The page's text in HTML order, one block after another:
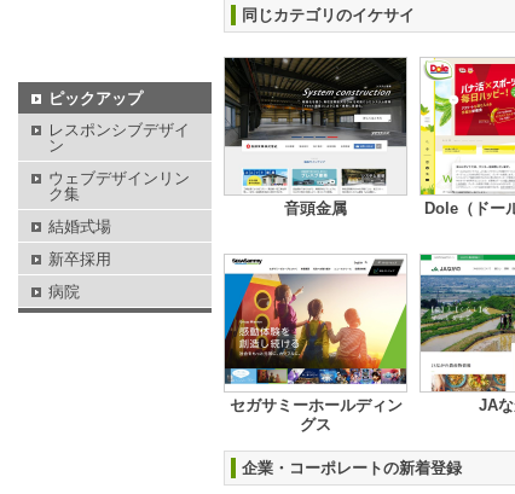
同じカテゴリのイケサイ
音頭金属 Dole（ドー
セガサミーホールディン
グス
JA
企業・コーポレートの新着登録
ピックアップ
レスポンシブデザイ
ン
ウェブデザインリン
ク集
結婚式場
新卒採用
病院